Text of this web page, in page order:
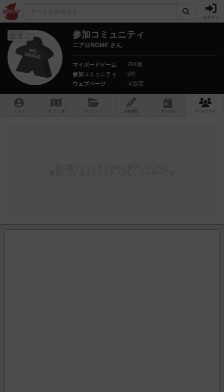
ログイン
たまご 参加コミュニティ
ニア@NGME さん
マイボードゲーム
204個
参加コミュニティ
0件
ウェブページ
未設定
トップ ゲーム一覧 マイリスト 投稿履歴 ボ ドゲ コミュニティ